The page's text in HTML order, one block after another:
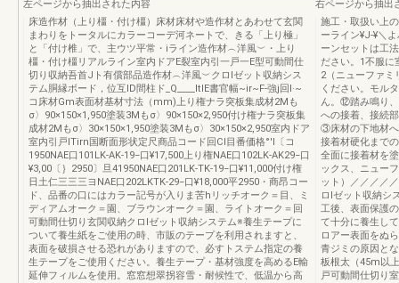
左ページから抽出された内容
床造作材（上り橿・付け橿）床材床材や造作材とあわせて玄関
まわりをトータルにカラーコーデ河ネートで、きる「上り極」
と「付け椎」で、主ウツ平常・iライン造作材︵洋風︶・上り
橿・付け橿リアルライン室内ドアE裂室内引一戸一E型可動間仕
切り収納吾首Jト有償部品造作材︵洋風︶クロlゼット収納シス
テム胴縁ボード，位互ID間柱ド_Q____ItlE書官幅~ir~F-強j回l·~
コ床材Gm表面材基材寸法（mm)上り権ナラ突板集成材2Mも
σ〉90×150×1,950塗装3Mもσ〉90×150×2,950付け権ナラ突板集
成材2Mもσ〉30×150×1,950塗装3Mもσ〉30×150×2,950室内ドア
室内引戸lTirn国断面形状定尺商品コード回Cl目番価格°'I〔コ
1950NAE口101LK-AK-19−口¥17,500上り権NAE口102LK-AK29−口
¥3,00〔｝2950〕旦41950NAE口201LK-TK-19−口¥11,000付け権
日土仁三三三ヨNAE口202LKTK-29−口¥18,000平2950・商昂コー
ド、品番の口にはカラー記号が入りま苦hリッチオーク＝目、ミ
ディアムオーク＝園、ブラウンオーク＝園、ライトオーク＝回
可動間仕切り玄関収納クロlゼット収納システム※養生テープに
ついて養生紙をご使用の時、市販のテープを利用されますと、
表面を破損させる恐れがありますので、必すトステム指定の養
生テープをご使用ください。養生テープ・基材強度を高めるE輸
延伸フィルムを使用。窓窓想翠拐容雪・耐候性で、低温から高
右ページから抽出
施工・取扱い上
ーライン¥J-¥＼
ーンセットは工
ださい。1不服に
2（ニューファ
ください。モル
ん。⑫踏み鳴り
への接着、接続
③床材の下地材
接着材硬化まで
全面に接着材を
ックス、ニュー
ット）／／／／
ロlゼット収納シ
工後、表面保護
て十分に養生し
ロアー表面をぬ
青ジミの原因と
板根太（45m以
戸可動間仕切り